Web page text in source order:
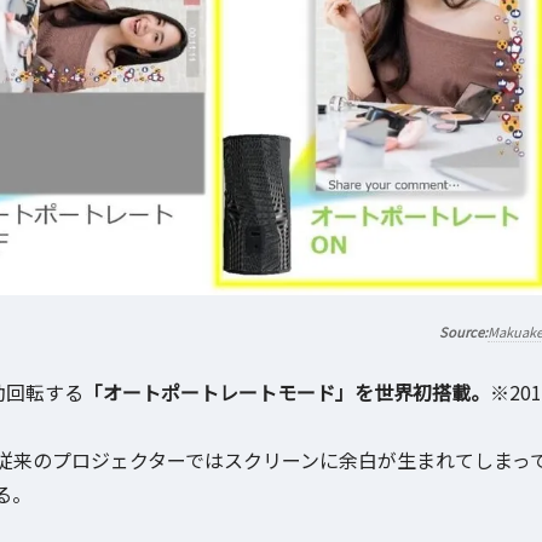
Makuake
転する 「オートポートレートモード」を世界初搭載。 ※201
のプロジェクターではスクリーンに余白が生まれてしまっ